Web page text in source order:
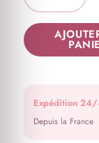
Expédition
Depuis la France